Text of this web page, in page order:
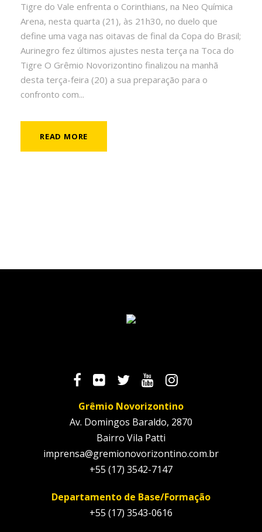
Tigre do Vale enfrenta o Corinthians, na Neo Química
Arena, nesta quarta (21), às 21h30, no duelo que
define uma vaga nas oitavas de final da Copa do Brasil;
Aurinegro fez últimos ajustes nesta terça na Toca do
Tigre O Grêmio Novorizontino finalizou na manhã
desta terça-feira (20) a sua preparação para o
confronto com...
READ MORE
Grêmio Novorizontino
Av. Domingos Baraldo, 2870
Bairro Vila Patti
imprensa@gremionovorizontino.com.br
+55 (17) 3542-7147
Departamento de Base/Formação
+55 (17) 3543-0616